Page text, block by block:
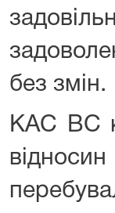
без змін.
КАС ВС